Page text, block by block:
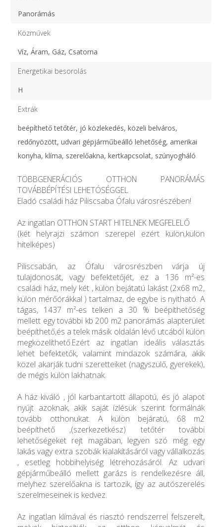
Panorámás
Közművek
Víz, Áram, Gáz, Csatorna
Energetikai besorolás
H
Extrák
beépíthető tetőtér, jó közlekedés, közeli belváros,
redőnyözött, udvari gépjárműbeálló lehetőség, amerikai
konyha, klíma, szerelőakna, kertkapcsolat, szúnyogháló
TÖBBGENERÁCIÓS OTTHON PANORÁMÁS
TOVÁBBÉPÍTÉSI LEHETÓSÉGGEL
Eladó családi ház Piliscsaba Ófalu városrészében!
Az ingatlan OTTHON START HITELNEK MEGFELELŐ
(két helyrajzi számon szerepel ezért külön,külön
hitelképes)
Piliscsabán, az Ófalu városrészben várja új
tulajdonosát, vagy befektetőjét, ez a 136 m²-es
családi ház, mely két , külön bejátatú lakást (2x68 m2,
külön mérőórákkal ) tartalmaz, de egybe is nyitható. A
tágas, 1437 m²-es telken a 30 % beépíthetőség
mellett egy további kb 200 m2 panorámás alapterület
beépíthető,és a telek másik oldalán lévő utcából külön
megközelíthető.Ezért az ingatlan ideális választás
lehet befektetők, valamint mindazok számára, akik
közel akarják tudni szeretteiket (nagyszülő, gyerekek),
de mégis külön lakhatnak.
A ház kiváló , jól karbantartott állapotú, és jó alapot
nyújt azoknak, akik saját ízlésük szerint formálnák
tovább otthonukat. A külön bejáratú, 68 m2
beépíthető ,(szerkezetkész) tetőtér további
lehetőségeket rejt magában, legyen szó még egy
lakás vagy extra szobák kialakításáról vagy vállalkozás
, esetleg hobbihelyiség létrehozásáról. Az udvari
gépjárműbeálló mellett garázs is rendelkezésre áll,
melyhez szerelőakna is tartozik, így az autószerelés
szerelmeseinek is kedvez.
Az ingatlan klímával és riasztó rendszerrel felszerelt,